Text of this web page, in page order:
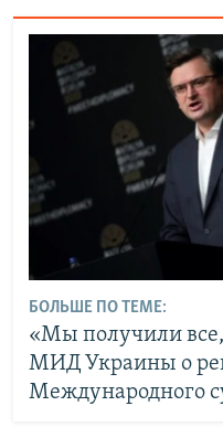
БОЛЬШЕ ПО ТЕМЕ:
«Мы получили все,
МИД Украины о
Международного